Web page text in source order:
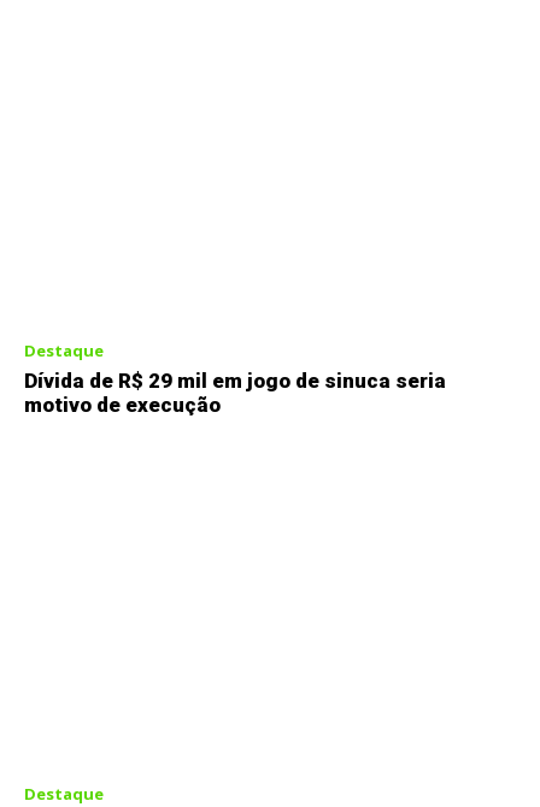
Destaque
Dívida de R$ 29 mil em jogo de sinuca seria
motivo de execução
Destaque